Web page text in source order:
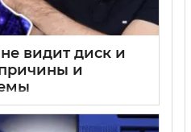
видит диск и
и